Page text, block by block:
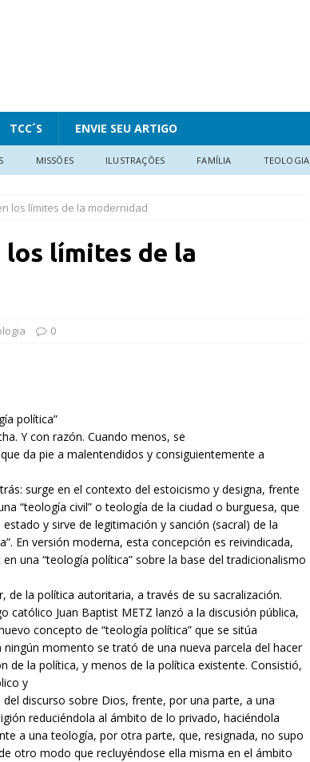
TCC´S ENVIE SEU ARTIGO
MISSÕES ILUSTRAÇÕES FAMÍLIA TEOLOGIA
los límites de la modernidad
límites de la
0
política”
Y con razón. Cuando menos, se
da pie a malentendidos y consiguientemente a
surge en el contexto del estoicismo y designa, frente
“teología civil” o teología de la ciudad o burguesa, que
y sirve de legitimación y sanción (sacral) de la
En versión moderna, esta concepción es reivindicada,
una “teología política” sobre la base del tradicionalismo
la política autoritaria, a través de su sacralización.
católico Juan Baptist METZ lanzó a la discusión pública,
concepto de “teología política” que se sitúa
momento se trató de una nueva parcela del hacer
la política, y menos de la política existente. Consistió,
y
discurso sobre Dios, frente, por una parte, a una
reduciéndola al ámbito de lo privado, haciéndola
a una teología, por otra parte, que, resignada, no supo
otro modo que recluyéndose ella misma en el ámbito